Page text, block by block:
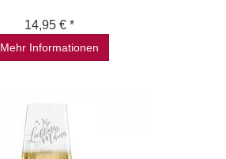
14,95 € *
Mehr Informationen